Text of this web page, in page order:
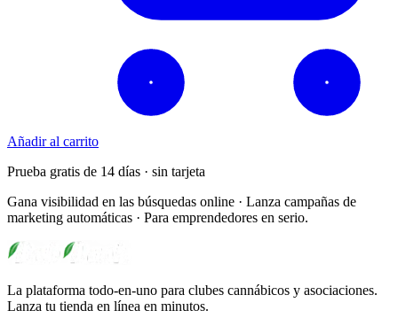
Añadir al carrito
Prueba gratis de 14 días · sin tarjeta
Gana visibilidad en las búsquedas online · Lanza campañas de
marketing automáticas · Para emprendedores en serio.
La plataforma todo-en-uno para clubes cannábicos y asociaciones.
Lanza tu tienda en línea en minutos.